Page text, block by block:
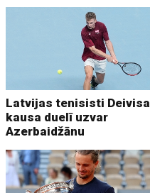
Latvijas tenisisti Deivisa
kausa duelī uzvar
Azerbaidžānu